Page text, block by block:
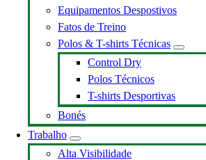
Equipamentos Despostivos
Fatos de Treino
Polos & T-shirts Técnicas
Control Dry
Polos Técnicos
T-shirts Desportivas
Bonés
Trabalho
Alta Visibilidade